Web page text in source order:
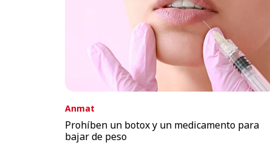
Anmat
Prohíben un botox y un medicamento para
bajar de peso